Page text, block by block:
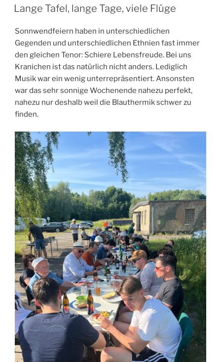
AM
Lange Tafel, lange Tage, viele Flüge
Sonnwendfeiern haben in unterschiedlichen
Gegenden und unterschiedlichen Ethnien fast immer
den gleichen Tenor: Schiere Lebensfreude. Bei uns
Kranichen ist das natürlich nicht anders. Lediglich
Musik war ein wenig unterrepräsentiert. Ansonsten
war das sehr sonnige Wochenende nahezu perfekt,
nahezu nur deshalb weil die Blauthermik schwer zu
finden.